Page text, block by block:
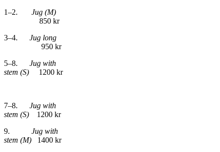
1–2.
Jug (M)
850 kr
3–4. Jug long
950 kr
5–8. Jug with
stem (S) 1200 kr
7–8. Jug with
stem (S) 1200 kr
9. Jug with
stem (M) 1400 kr